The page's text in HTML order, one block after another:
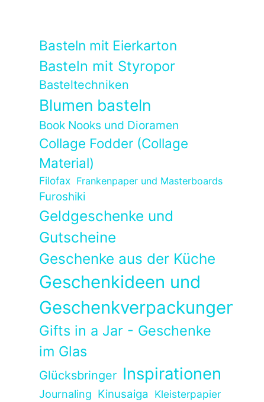
Basteln mit Eierkarton
Basteln mit Styropor
Basteltechniken
Blumen basteln
Book Nooks und Dioramen
Collage Fodder (Collage
Material)
Filofax Frankenpaper und Masterboards
Furoshiki
Geldgeschenke und
Gutscheine
Geschenke aus der Küche
Geschenkideen und
Geschenkverpackungen
Gifts in a Jar - Geschenke
im Glas
Glücksbringer Inspirationen
Journaling Kinusaiga Kleisterpapier